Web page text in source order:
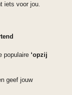
iets voor jou.
populaire ‘opzij
geef jouw